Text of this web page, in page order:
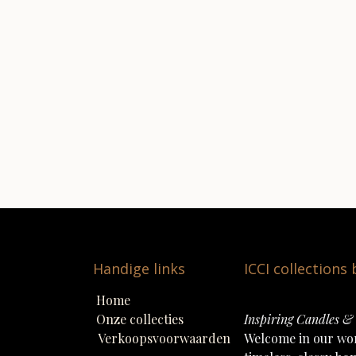
Handige links
Home
Onze collecties
Verkoopsvoorwaarden
ICCI collections
Inspiring Candles
Welcome in our